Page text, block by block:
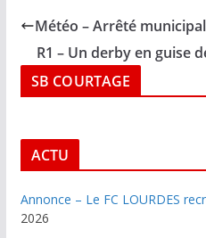
Météo – Arrêté
R1 – Un derby en guise
SB COURTAGE
ACTU
Annonce – Le FC LOURDES
2026